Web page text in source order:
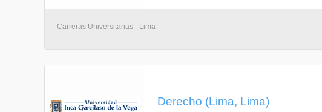
Carreras Universitarias - Lima
Derecho (Lima, Lima)